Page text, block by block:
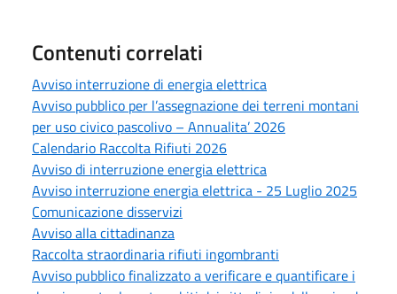
Contenuti correlati
Avviso interruzione di energia elettrica
Avviso pubblico per l’assegnazione dei terreni montani
per uso civico pascolivo – Annualita’ 2026
Calendario Raccolta Rifiuti 2026
Avviso di interruzione energia elettrica
Avviso interruzione energia elettrica - 25 Luglio 2025
Comunicazione disservizi
Avviso alla cittadinanza
Raccolta straordinaria rifiuti ingombranti
Avviso pubblico finalizzato a verificare e quantificare i